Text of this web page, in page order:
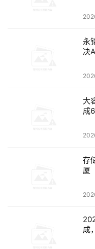
时抵御AI驱动的漏洞利
补补丁空窗期安全缺口
四、AI代理重塑安全格
行业正迎来一场由AI
响远超单一工具或产品
1、AI代理不是“工具”
Claude托管代理这类
要防“AI对AI”的高速
2、中心化安全已失效
永
决
大
成
存
厦
成